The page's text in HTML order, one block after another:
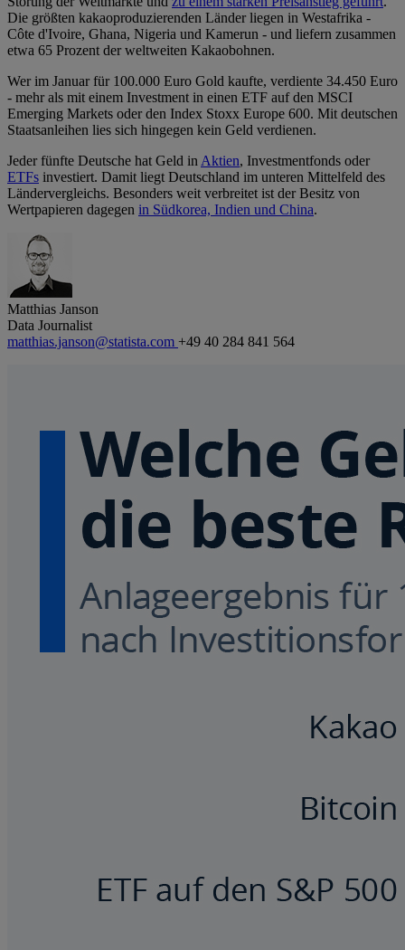
Die größten kakaoproduzierenden Länder liegen in Westafrika -
Côte d'Ivoire, Ghana, Nigeria und Kamerun - und liefern zusammen
etwa 65 Prozent der weltweiten Kakaobohnen.
Wer im Januar für 100.000 Euro Gold kaufte, verdiente 34.450 Euro
- mehr als mit einem Investment in einen ETF auf den MSCI
Emerging Markets oder den Index Stoxx Europe 600. Mit deutschen
Staatsanleihen lies sich hingegen kein Geld verdienen.
Jeder fünfte Deutsche hat Geld inAktien, Investmentfonds oder
ETFs investiert. Damit liegt Deutschland im unteren Mittelfeld des
Ländervergleichs. Besonders weit verbreitet ist der Besitz von
Wertpapieren dagegen in Südkorea, Indien und China.
Matthias Janson
Data Journalist
matthias.janson@statista.com +49 40 284 841 564